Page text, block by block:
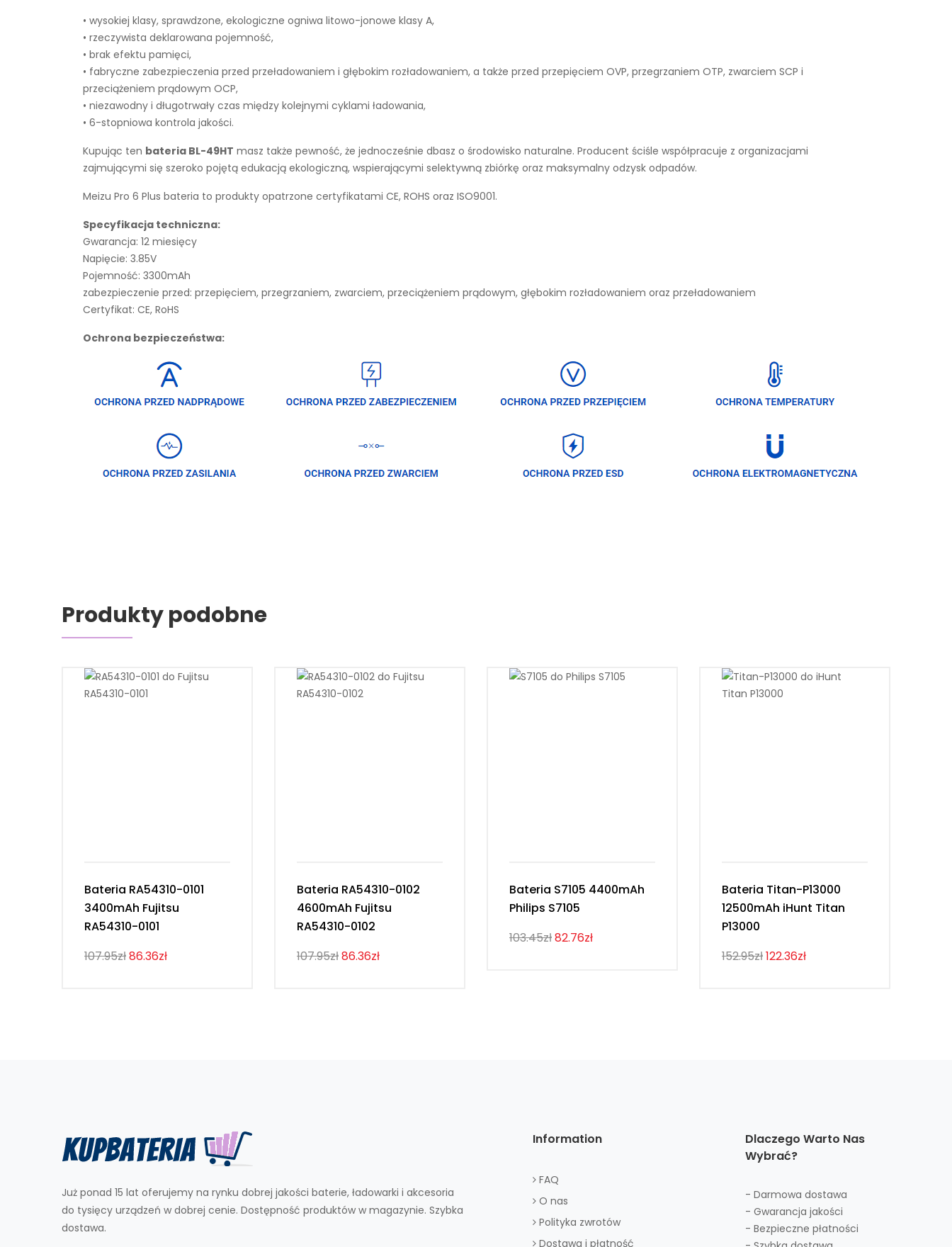
• wysokiej klasy, sprawdzone, ekologiczne ogniwa litowo-jonowe klasy A,
• rzeczywista deklarowana pojemność,
• brak efektu pamięci,
• fabryczne zabezpieczenia przed przeładowaniem i głębokim rozładowaniem, a także przed przepięciem OVP, przegrzaniem OTP, zwarciem SCP i
przeciążeniem prądowym OCP,
• niezawodny i długotrwały czas między kolejnymi cyklami ładowania,
• 6-stopniowa kontrola jakości.
Kupując ten bateria BL-49HT masz także pewność, że jednocześnie dbasz o środowisko naturalne. Producent ściśle współpracuje z organizacjami
zajmującymi się szeroko pojętą edukacją ekologiczną, wspierającymi selektywną zbiórkę oraz maksymalny odzysk odpadów.
Meizu Pro 6 Plus bateria to produkty opatrzone certyfikatami CE, ROHS oraz ISO9001.
Specyfikacja techniczna:
Gwarancja: 12 miesięcy
Napięcie: 3.85V
Pojemność: 3300mAh
zabezpieczenie przed: przepięciem, przegrzaniem, zwarciem, przeciążeniem prądowym, głębokim rozładowaniem oraz przeładowaniem
Certyfikat: CE, RoHS
Ochrona bezpieczeństwa:
Produkty podobne
Bateria RA54310-0101
3400mAh Fujitsu
RA54310-0101
107.95zł86.36zł
Bateria RA54310-0102
4600mAh Fujitsu
RA54310-0102
107.95zł86.36zł
Bateria S7105 4400mAh
Philips S7105
103.45zł82.76zł
Bateria Titan-P13000
12500mAh iHunt Titan
P13000
152.95zł122.36zł
Już ponad 15 lat oferujemy na rynku dobrej jakości baterie, ładowarki i akcesoria
do tysięcy urządzeń w dobrej cenie. Dostępność produktów w magazynie. Szybka
dostawa.
Information
FAQ
O nas
Polityka zwrotów
Dostawa i płatność
Dlaczego Warto Nas
Wybrać?
- Darmowa dostawa
- Gwarancja jakości
- Bezpieczne płatności